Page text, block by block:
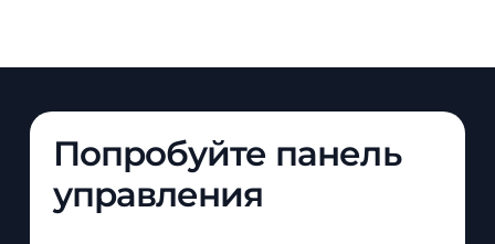
Попробуйте панель
управления